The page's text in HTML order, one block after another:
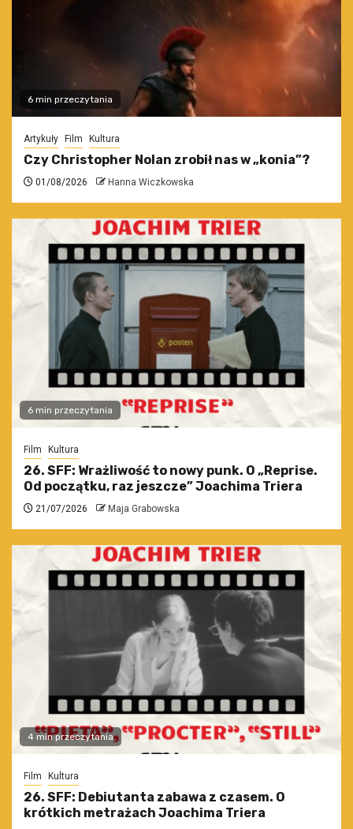
6 min przeczytania
Artykuły Film Kultura
Czy Christopher Nolan zrobił nas w „konia”?
01/08/2026 Hanna Wiczkowska
6 min przeczytania
Film Kultura
26. SFF: Wrażliwość to nowy punk. O „Reprise.
Od początku, raz jeszcze” Joachima Triera
21/07/2026 Maja Grabowska
4 min przeczytania
Film Kultura
26. SFF: Debiutanta zabawa z czasem. O
krótkich metrażach Joachima Triera